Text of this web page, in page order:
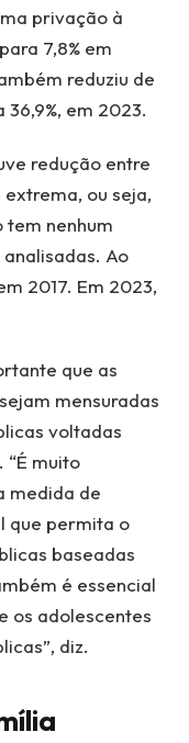
privação à
7,8% em
reduziu de
em 2023.
redução entre
ou seja,
tem nenhum
Ao
2017. Em 2023,
que as
mensuradas
voltadas
muito
medida de
que permita o
baseadas
é essencial
os adolescentes
diz.